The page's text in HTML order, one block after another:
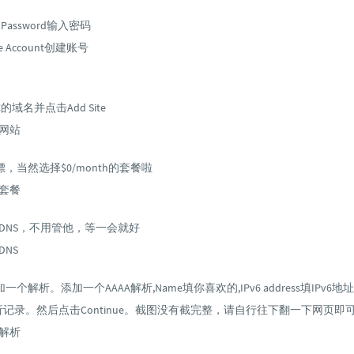
输入密码
Account创建账号
域名并点击Add Site
站
，当然选择$0/month的套餐啦
餐
，不用管他，等一会就好
个解析。添加一个AAAA解析,Name填你喜欢的,IPv6 address填IPv6地
录。然后点击Continue。截图没有截完整，请自行往下翻一下网页即
析